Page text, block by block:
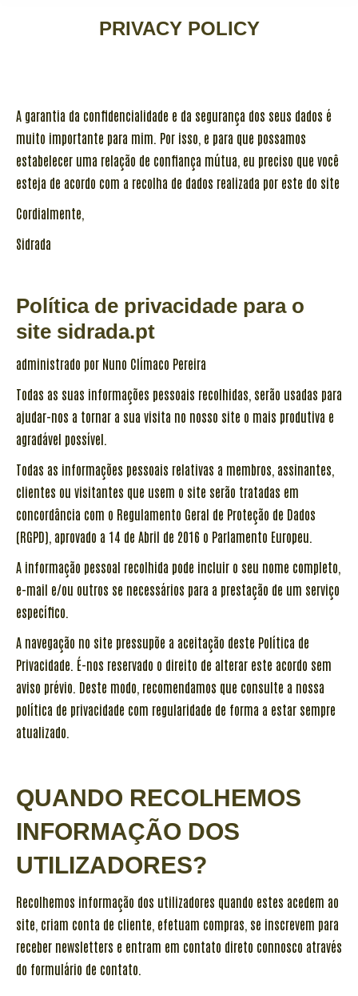
PRIVACY POLICY
A garantia da confidencialidade e da segurança dos seus dados é
muito importante para mim. Por isso, e para que possamos
estabelecer uma relação de confiança mútua, eu preciso que você
esteja de acordo com a recolha de dados realizada por este do site
Cordialmente,
Sidrada
Política de privacidade para o
site sidrada.pt
administrado por Nuno Clímaco Pereira
Todas as suas informações pessoais recolhidas, serão usadas para
ajudar-nos a tornar a sua visita no nosso site o mais produtiva e
agradável possível.
Todas as informações pessoais relativas a membros, assinantes,
clientes ou visitantes que usem o site serão tratadas em
concordância com o Regulamento Geral de Proteção de Dados
(RGPD), aprovado a 14 de Abril de 2016 o Parlamento Europeu.
A informação pessoal recolhida pode incluir o seu nome completo,
e-mail e/ou outros se necessários para a prestação de um serviço
específico.
A navegação no site pressupõe a aceitação deste Política de
Privacidade. É-nos reservado o direito de alterar este acordo sem
aviso prévio. Deste modo, recomendamos que consulte a nossa
política de privacidade com regularidade de forma a estar sempre
atualizado.
QUANDO RECOLHEMOS
INFORMAÇÃO DOS
UTILIZADORES?
Recolhemos informação dos utilizadores quando estes acedem ao
site, criam conta de cliente, efetuam compras, se inscrevem para
receber newsletters e entram em contato direto connosco através
do formulário de contato.